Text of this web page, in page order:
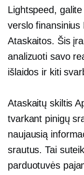
Lightspeed,
verslo finansinius
Ataskaitos. Šis
analizuoti savo
išlaidos ir kiti
Ataskaitų skiltis
tvarkant pinigų
naujausią
srautus. Tai
parduotuvės